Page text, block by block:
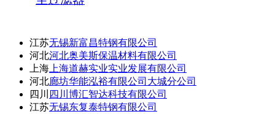
江苏无锡新富昌特钢有限公司
河北河北奥美斯保温材料有限公司
上海上海道赫实业实业发展有限公司
河北廊坊华能泓裕有限公司大城分公司
四川 四川博汇智达科技有限公司
江苏无锡东复泰特钢有限公司